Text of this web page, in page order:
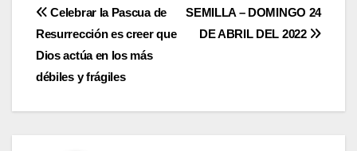
Navegación
de
entradas
SEMILLA – DOMINGO 24
DE ABRIL DEL 2022
Celebrar la Pascua de
Resurrección es creer que
Dios actúa en los más
débiles y frágiles